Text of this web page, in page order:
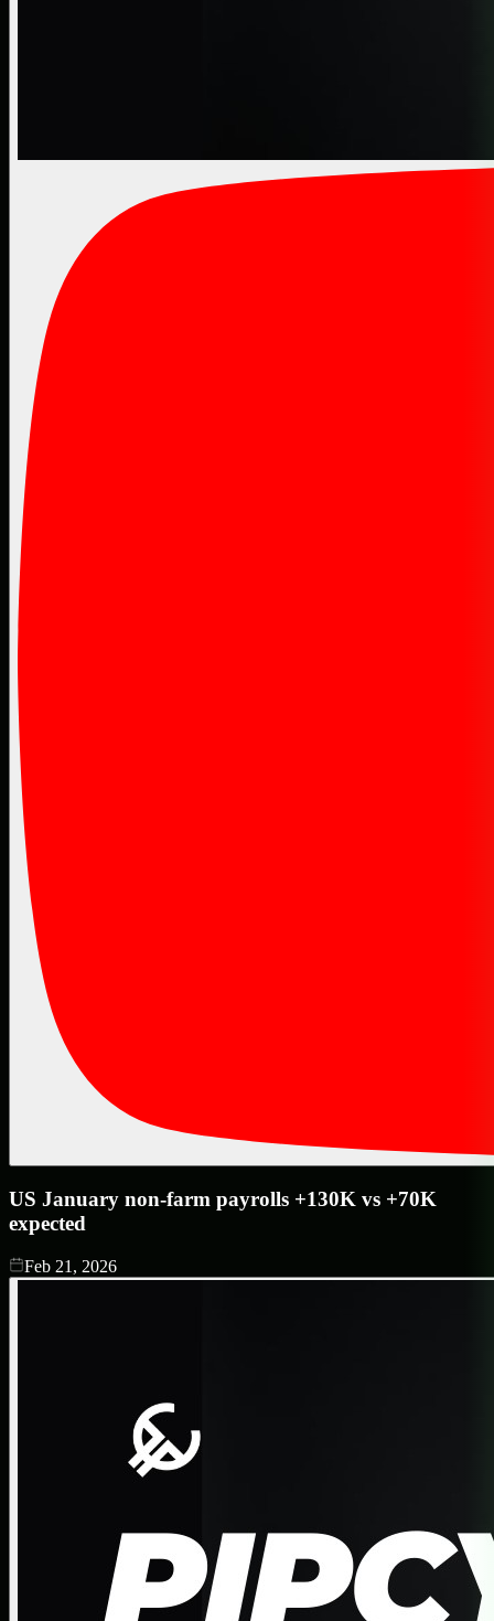
US January non-farm payrolls +130K vs +70K
expected
Feb 21, 2026